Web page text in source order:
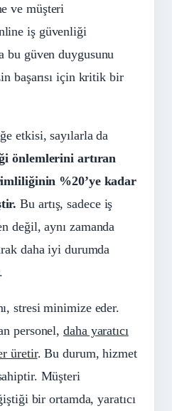
ve müşteri
iş güvenliği
bu güven duygusunu
başarısı için kritik bir
etkisi, sayılarla da
önlemlerini artıran
%20’ye kadar
Bu artış, sadece iş
değil, aynı zamanda
daha iyi durumda
stresi minimize eder.
personel,daha yaratıcı
üretir. Bu durum, hizmet
Müşteri
bir ortamda, yaratıcı